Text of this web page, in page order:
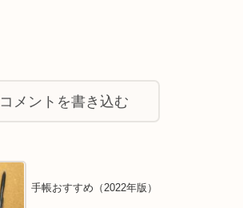
コメントを書き込む
手帳おすすめ（2022年版）